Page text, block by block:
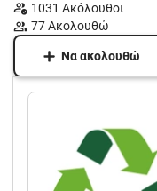
1031 Ακόλουθοι
77Ακολουθώ
Να ακολουθώ